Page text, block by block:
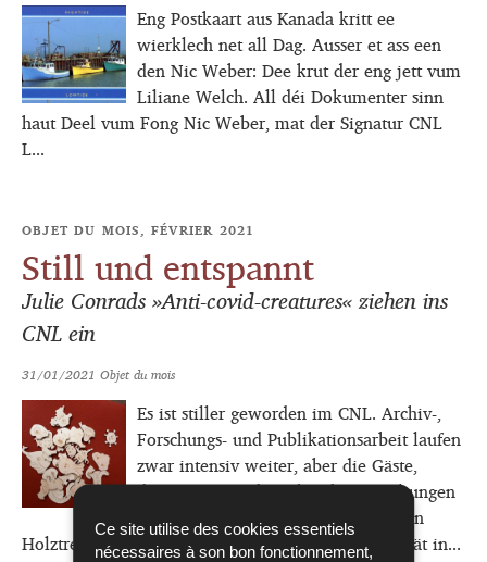
Ce site utilise des cookies essentiels
nécessaires à son bon fonctionnement,
Eng Postkaart aus Kanada kritt ee
wierklech net all Dag. Ausser et ass een
den Nic Weber: Dee krut der eng jett vum
Liliane Welch. All déi Dokumenter sinn
haut Deel vum Fong Nic Weber, mat der Signatur CNL
L...
OBJET DU MOIS, FÉVRIER 2021
Still und entspannt
Julie Conrads »Anti-covid-creatures« ziehen ins
CNL ein
31/01/2021 Objet du mois
Es ist stiller geworden im CNL. Archiv-,
Forschungs- und Publikationsarbeit laufen
zwar intensiv weiter, aber die Gäste,
denen man zu den Abendveranstaltungen
in der Salle Tony Bourg auf der alten
Holztreppe begegnet und mit denen man oft bis spät in...